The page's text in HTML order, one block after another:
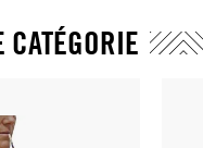
protégés.